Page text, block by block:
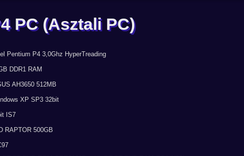
PC (Asztali PC)
Pentium P4 3,0Ghz HyperTreading
DDR1 RAM
AH3650 512MB
XP SP3 32bit
IS7
RAPTOR 500GB